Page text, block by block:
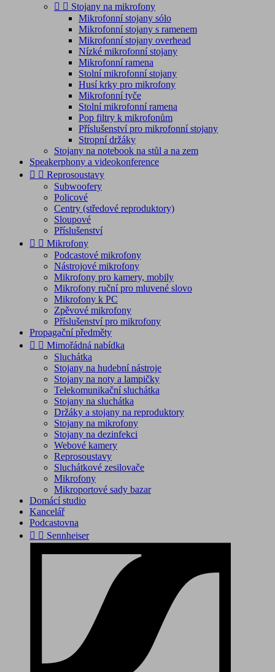
  Stojany na mikrofony
Mikrofonní stojany sólo
Mikrofonní stojany s ramenem
Mikrofonní stojany overhead
Nízké mikrofonní stojany
Mikrofonní ramena
Stolní mikrofonní stojany
Husí krky pro mikrofony
Mikrofonní tyče
Stolní mikrofonní ramena
Pop filtry k mikrofonům
Příslušenství pro mikrofonní stojany
Stropní držáky
Stojany na notebook na stůl a na zem
Speakerphony a videokonference
  Reprosoustavy
Subwoofery
Policové
Centry (středové reproduktory)
Sloupové
Příslušenství
  Mikrofony
Podcastové mikrofony
Nástrojové mikrofony
Mikrofony pro kamery, mobily
Mikrofony ruční pro mluvené slovo
Mikrofony k PC
Zpěvové mikrofony
Příslušenství pro mikrofony
Propagační předměty
  Mimořádná nabídka
Sluchátka
Stojany na hudební nástroje
Stojany na noty a lampičky
Telekomunikační sluchátka
Stojany na sluchátka
Držáky a stojany na reproduktory
Stojany na mikrofony
Stojany na dezinfekci
Webové kamery
Reprosoustavy
Sluchátkové zesilovače
Mikrofony
Mikroportové sady bazar
Domácí studio
Kancelář
Podcastovna
  Sennheiser